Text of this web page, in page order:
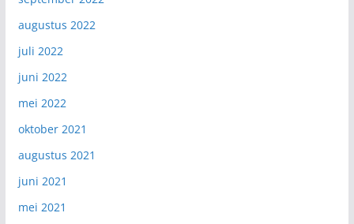
augustus 2022
juli 2022
juni 2022
mei 2022
oktober 2021
augustus 2021
juni 2021
mei 2021